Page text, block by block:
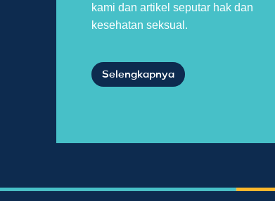
kami dan artikel seputar hak dan
kesehatan seksual.
Selengkapnya